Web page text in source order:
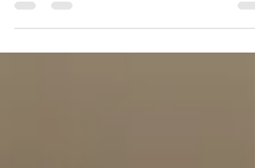
produtos de qualidade certificados, nossa...